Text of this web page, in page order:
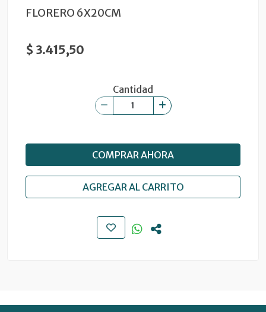
FLORERO 6X20CM
$ 3.415,50
Cantidad
COMPRAR AHORA
AGREGAR AL CARRITO